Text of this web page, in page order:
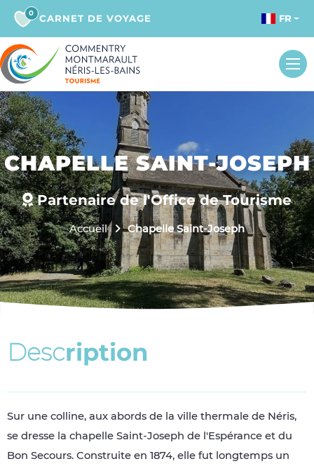
0 CARNET DE VOYAGE FR
CHAPELLE SAINT-JOSEPH
Partenaire de l'Office de Tourisme
Accueil Chapelle Saint-Joseph
Description
Sur une colline, aux abords de la ville thermale de Néris,
se dresse la chapelle Saint-Joseph de l'Espérance et du
Bon Secours. Construite en 1874, elle fut longtemps un